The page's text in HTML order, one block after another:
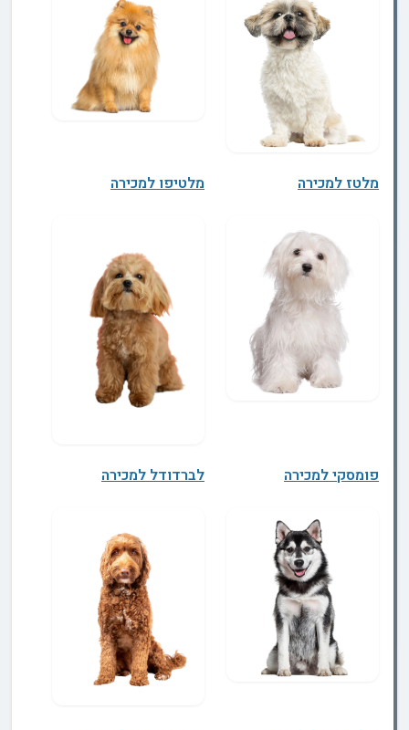
מלטז למכירה מלטיפו למכירה
פומסקי למכירה לברדודל למכירה